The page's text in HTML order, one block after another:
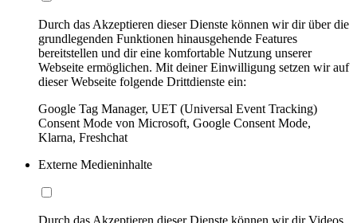
Durch das Akzeptieren dieser Dienste können wir dir über die
grundlegenden Funktionen hinausgehende Features
bereitstellen und dir eine komfortable Nutzung unserer
Webseite ermöglichen. Mit deiner Einwilligung setzen wir auf
dieser Webseite folgende Drittdienste ein:
Google Tag Manager, UET (Universal Event Tracking)
Consent Mode von Microsoft, Google Consent Mode,
Klarna, Freshchat
Externe Medieninhalte
Durch das Akzeptieren dieser Dienste können wir dir Videos